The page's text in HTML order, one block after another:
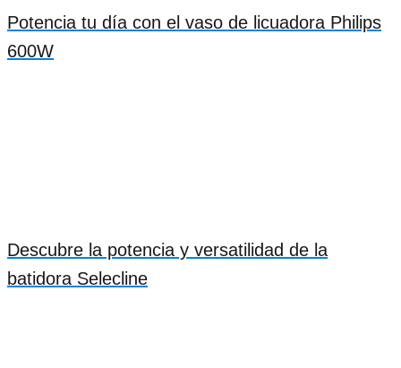
Potencia tu día con el vaso de licuadora Philips
600W
Descubre la potencia y versatilidad de la
batidora Selecline